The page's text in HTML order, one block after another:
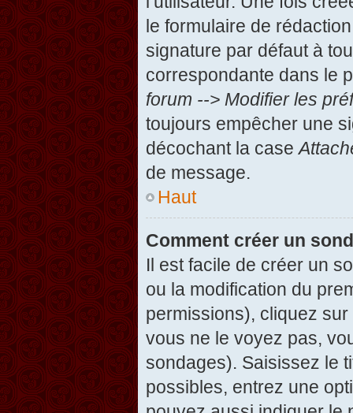
le formulaire de
signature par défaut à
correspondante dans le
forum --> Modifier les
toujours empêcher une
décochant la case
de message.
Haut
Comment créer un
Il est facile de créer un
ou la modification du
permissions), cliquez sur
vous ne le voyez pas,
sondages). Saisissez le
possibles, entrez une